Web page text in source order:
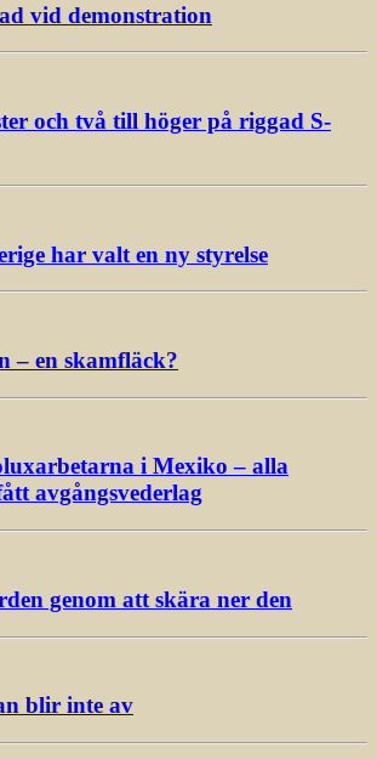
vid demonstration
och två till höger på riggad S-
har valt en ny styrelse
– en skamfläck?
i Mexiko – alla
avgångsvederlag
genom att skära ner den
blir inte av